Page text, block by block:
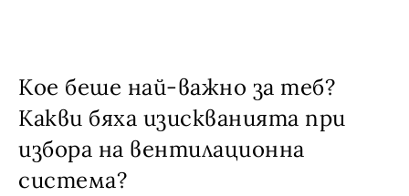
Кое беше най-важно за теб?
Какви бяха изискванията при
избора на вентилационна
система?